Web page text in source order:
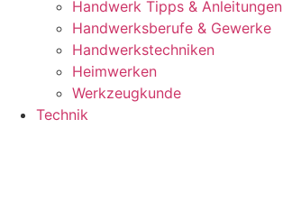
Handwerk Tipps & Anleitungen
Handwerksberufe & Gewerke
Handwerkstechniken
Heimwerken
Werkzeugkunde
Technik